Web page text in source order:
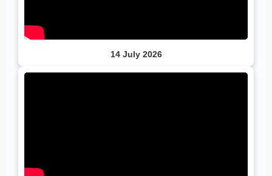
14 July 2026